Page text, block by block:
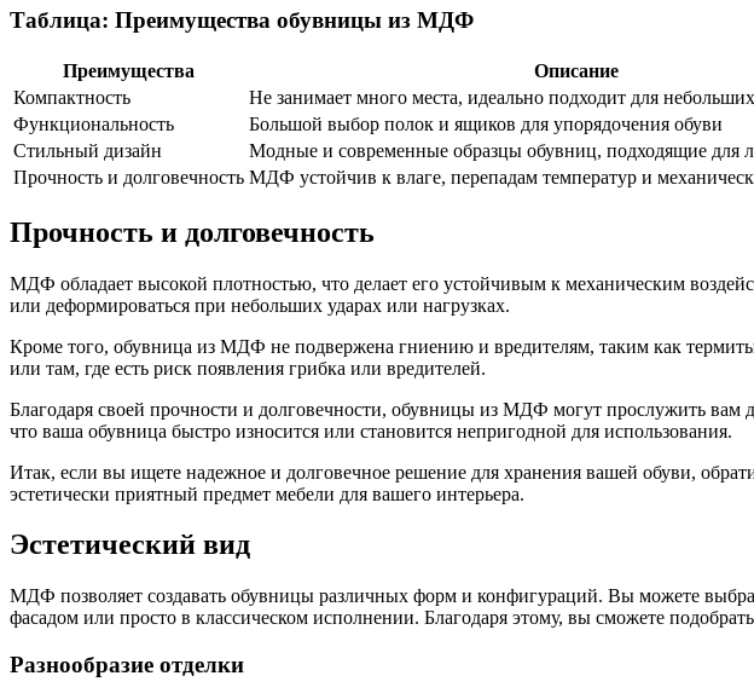
Таблица: Преимущества обувницы из МДФ
Преимущества
Описание
Компактность
Не занимает много места, идеально подходит для
Функциональность
Большой выбор полок и ящиков для упорядочения обуви
Стильный дизайн
Модные и современные образцы обувниц, подходящие для
Прочность и долговечность МДФ устойчив к влаге, перепадам температур и
Прочность и долговечность
МДФ обладает высокой плотностью, что делает его устойчивым к механическим
или деформироваться при небольших ударах или нагрузках.
Кроме того, обувница из МДФ не подвержена гниению и вредителям, таким как
или там, где есть риск появления грибка или вредителей.
Благодаря своей прочности и долговечности, обувницы из МДФ могут прослужить вам
что ваша обувница быстро износится или становится непригодной для использования.
Итак, если вы ищете надежное и долговечное решение для хранения вашей обуви,
эстетически приятный предмет мебели для вашего интерьера.
Эстетический вид
МДФ позволяет создавать обувницы различных форм и конфигураций. Вы можете
фасадом или просто в классическом исполнении. Благодаря этому, вы сможете
Разнообразие отделки